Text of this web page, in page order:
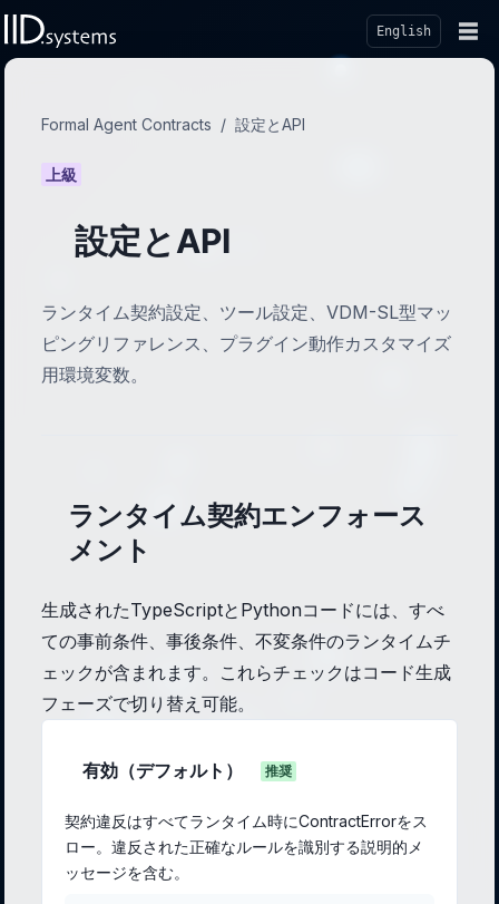
English ☰
Formal Agent Contracts / 設定とAPI
上級
設定とAPI
ランタイム契約設定、ツール設定、VDM-SL型マッ
ピングリファレンス、プラグイン動作カスタマイズ
用環境変数。
ランタイム契約エンフォース
メント
生成されたTypeScriptとPythonコードには、すべ
ての事前条件、事後条件、不変条件のランタイムチ
ェックが含まれます。これらチェックはコード生成
フェーズで切り替え可能。
有効（デフォルト） 推奨
契約違反はすべてランタイム時にContractErrorをス
ロー。違反された正確なルールを識別する説明的メ
ッセージを含む。